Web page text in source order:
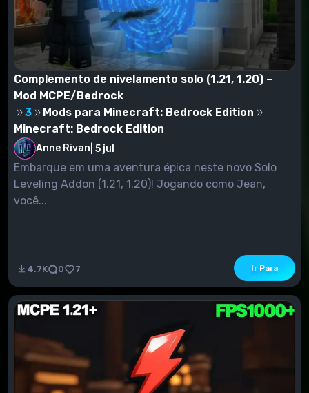
Complemento de nivelamento solo (1.21, 1.20) –
Mod MCPE/Bedrock
3
Mods para Minecraft: Bedrock Edition
Minecraft: Bedrock Edition
Anne Rivan 5 jul
Embarque em uma aventura épica neste novo Solo
Leveling Addon (1.21, 1.20)! Jogando como Jean,
você...
4.7K 0 7 Ir Para